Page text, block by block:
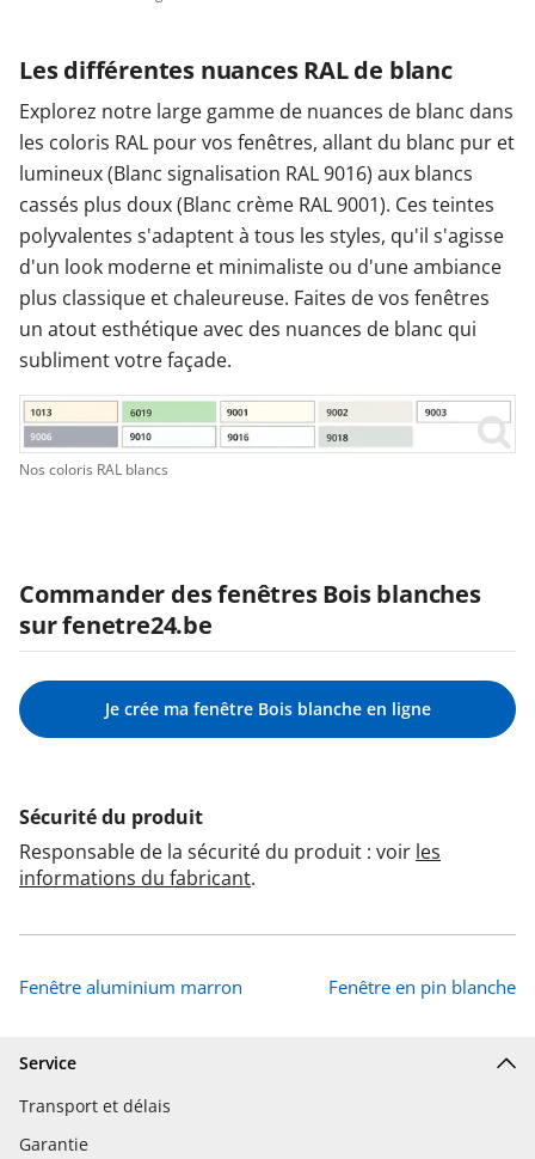
Les différentes nuances RAL de blanc
Explorez notre large gamme de nuances de blanc dans
les coloris RAL pour vos fenêtres, allant du blanc pur et
lumineux (Blanc signalisation RAL 9016) aux blancs
cassés plus doux (Blanc crème RAL 9001). Ces teintes
polyvalentes s'adaptent à tous les styles, qu'il s'agisse
d'un look moderne et minimaliste ou d'une ambiance
plus classique et chaleureuse. Faites de vos fenêtres
un atout esthétique avec des nuances de blanc qui
subliment votre façade.
Nos coloris RAL blancs
Commander des fenêtres Bois blanches
sur fenetre24.be
Je crée ma fenêtre Bois blanche en ligne
Sécurité du produit
Responsable de la sécurité du produit : voir les
informations du fabricant.
Fenêtre aluminium marron Fenêtre en pin blanche
Service
Transport et délais
Garantie